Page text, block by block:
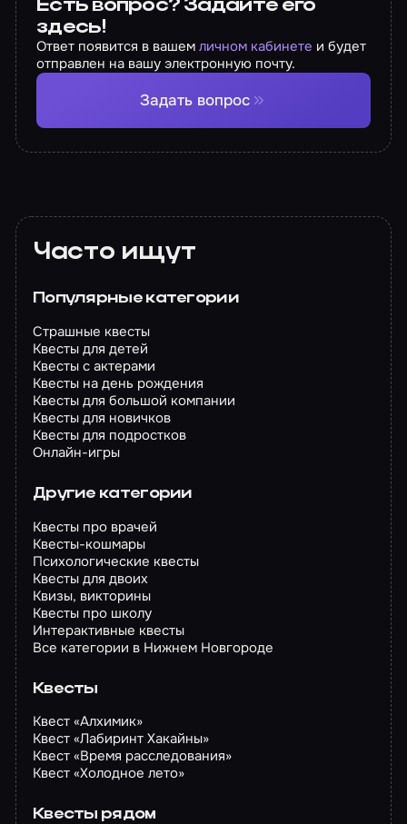
Есть вопрос? Задайте его
здесь!
Ответ появится в вашемличном кабинете и будет
отправлен на вашу электронную почту.
Задать вопрос
Часто ищут
Популярные категории
Страшные квесты
Квесты для детей
Квесты с актерами
Квесты на день рождения
Квесты для большой компании
Квесты для новичков
Квесты для подростков
Онлайн-игры
Другие категории
Квесты про врачей
Квесты-кошмары
Психологические квесты
Квесты для двоих
Квизы, викторины
Квесты про школу
Интерактивные квесты
Все категории в Нижнем Новгороде
Квесты
Квест «Алхимик»
Квест «Лабиринт Хакайны»
Квест «Время расследования»
Квест «Холодное лето»
Квесты рядом